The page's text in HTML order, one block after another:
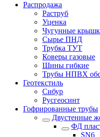
Распродажа
Раструб
Уценка
Чугунные
Сырье ПНД
Трубка ТУТ
Коверы газовые
Шины гибкие
Трубы НПВХ
Геотекстиль
Сибур
Русгеосинт
Гофрированные трубы
Двустенные
ФД
SN6